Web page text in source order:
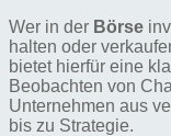
Wer in der Börse
halten oder
bietet hierfür eine
Beobachten von
Unternehmen aus
bis zu Strategie.